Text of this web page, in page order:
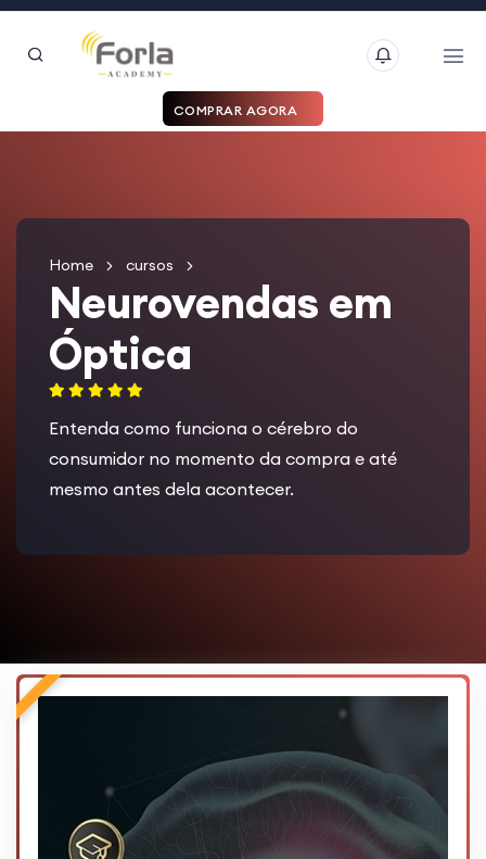
COMPRAR AGORA
Home cursos
Neurovendas em
Óptica
Entenda como funciona o cérebro do
consumidor no momento da compra e até
mesmo antes dela acontecer.